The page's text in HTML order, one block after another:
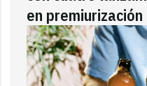
en premiurización